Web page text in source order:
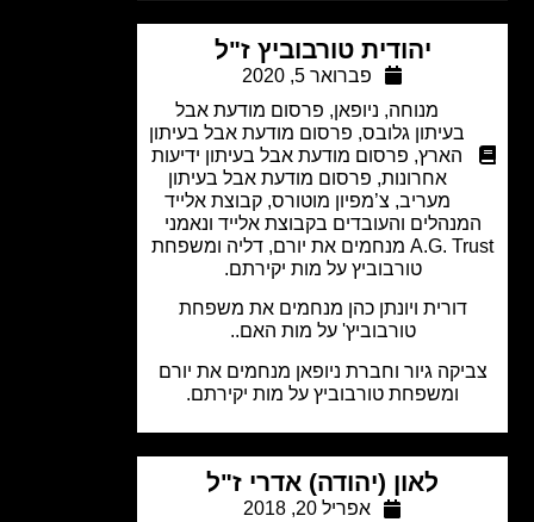
יהודית טורבוביץ ז"ל
פברואר 5, 2020
ניופאן,פרסום מודעת אבל
בעיתון גלובס, פרסום מודעת אבל בעיתון
הארץ
פרסום מודעת אבל בעיתון ידיעות
אחרונות,פרסום מודעת אבל בעיתון
צ’מפיון מוטורס ,קבוצת אלייד
והעובדים בקבוצת אלייד ונאמני
A.G. Trust מנחמים את יורם, דליה ומשפחת
טורבוביץ על מות יקירתם.
דורית ויונתן כהן מנחמים את משפחת
טורבוביץ' על מות האם..
גיור וחברת ניופאן מנחמים את יורם
ומשפחת טורבוביץ על מות יקירתם.
לאון (יהודה) אדרי ז"ל
אפריל 20, 2018